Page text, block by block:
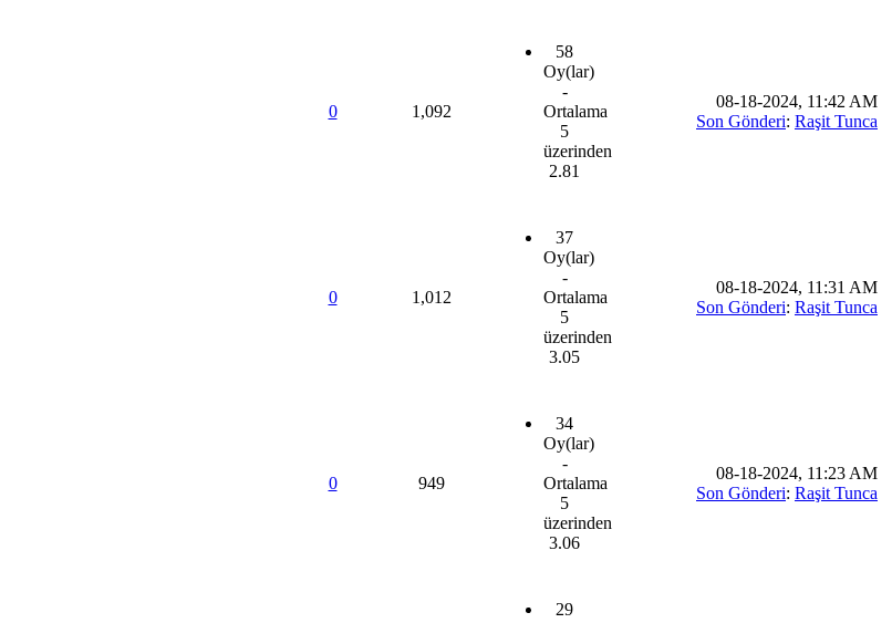
0 1,092
58
Oy(lar)
-
Ortalama
5
üzerinden
2.81
08-18-2024, 11:42 AM
Son Gönderi: Raşit Tunca
0 1,012
37
Oy(lar)
-
Ortalama
5
üzerinden
3.05
08-18-2024, 11:31 AM
Son Gönderi: Raşit Tunca
0 949
34
Oy(lar)
-
Ortalama
5
üzerinden
3.06
08-18-2024, 11:23 AM
Son Gönderi: Raşit Tunca
29